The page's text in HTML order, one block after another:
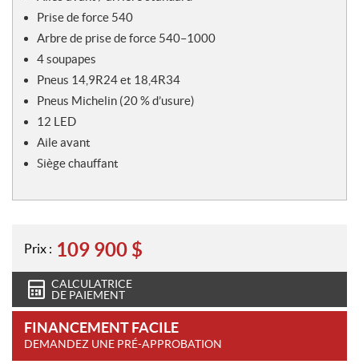
Prise de force 540
Arbre de prise de force 540–1000
4 soupapes
Pneus 14,9R24 et 18,4R34
Pneus Michelin (20 % d’usure)
12 LED
Aile avant
Siège chauffant
Prix : 109 900 $
CALCULATRICE
DE PAIEMENT
FINANCEMENT FACILE
DEMANDEZ UNE PRÉ-APPROBATION